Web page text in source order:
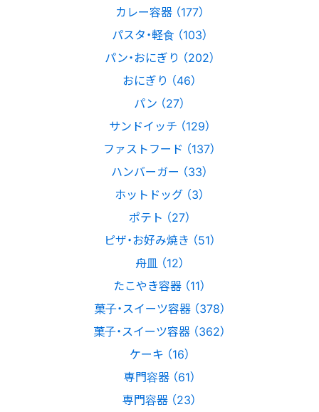
カレー容器 （177）
パスタ・軽食 （103）
パン・おにぎり （202）
おにぎり （46）
パン （27）
サンドイッチ （129）
ファストフード （137）
ハンバーガー （33）
ホットドッグ （3）
ポテト （27）
ピザ・お好み焼き （51）
舟皿 （12）
たこやき容器 （11）
菓子・スイーツ容器 （378）
菓子・スイーツ容器 （362）
ケーキ （16）
専門容器 （61）
専門容器 （23）